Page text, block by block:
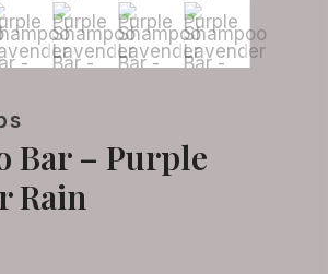
Bar – Purple
Rain